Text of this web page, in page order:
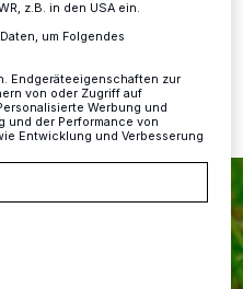
z.B. in den USA ein.
um Folgendes
Endgeräteeigenschaften zur
von oder Zugriff auf
Werbung und
und der Performance von
Entwicklung und Verbesserung